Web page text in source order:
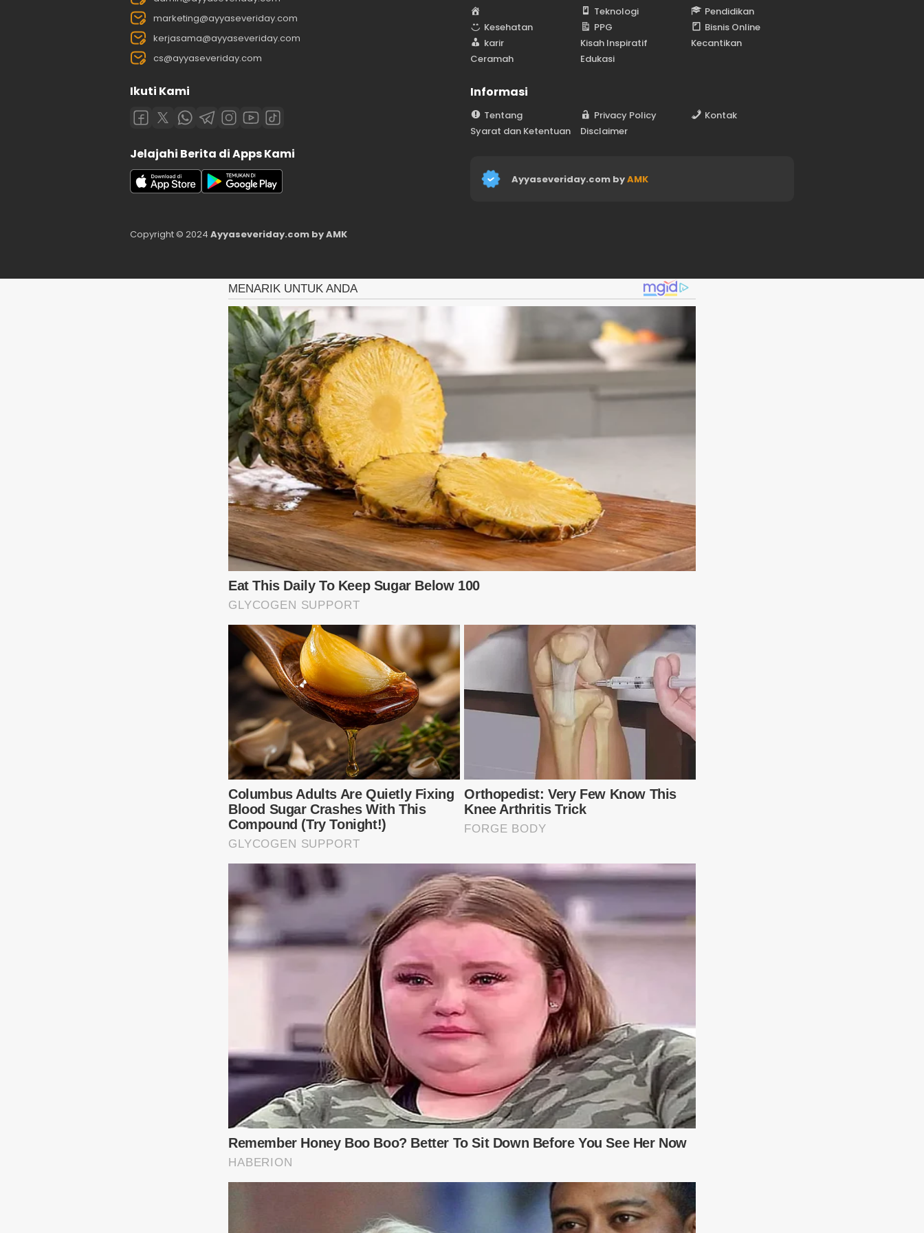
marketing@ayyaseveriday.com
kerjasama@ayyaseveriday.com
cs@ayyaseveriday.com
Ikuti Kami
Jelajahi Berita di Apps Kami
o
m
e
Teknologi
Pendidikan
Kesehatan
PPG
Bisnis Online
karir
Kisah Inspiratif
Kecantikan
Ceramah
Edukasi
Informasi
Tentang Privacy Policy
Kontak
Syarat dan Ketentuan
Disclaimer
Ayyaseveriday.com byAMK
Copyright © 2024 Ayyaseveriday.com by AMK